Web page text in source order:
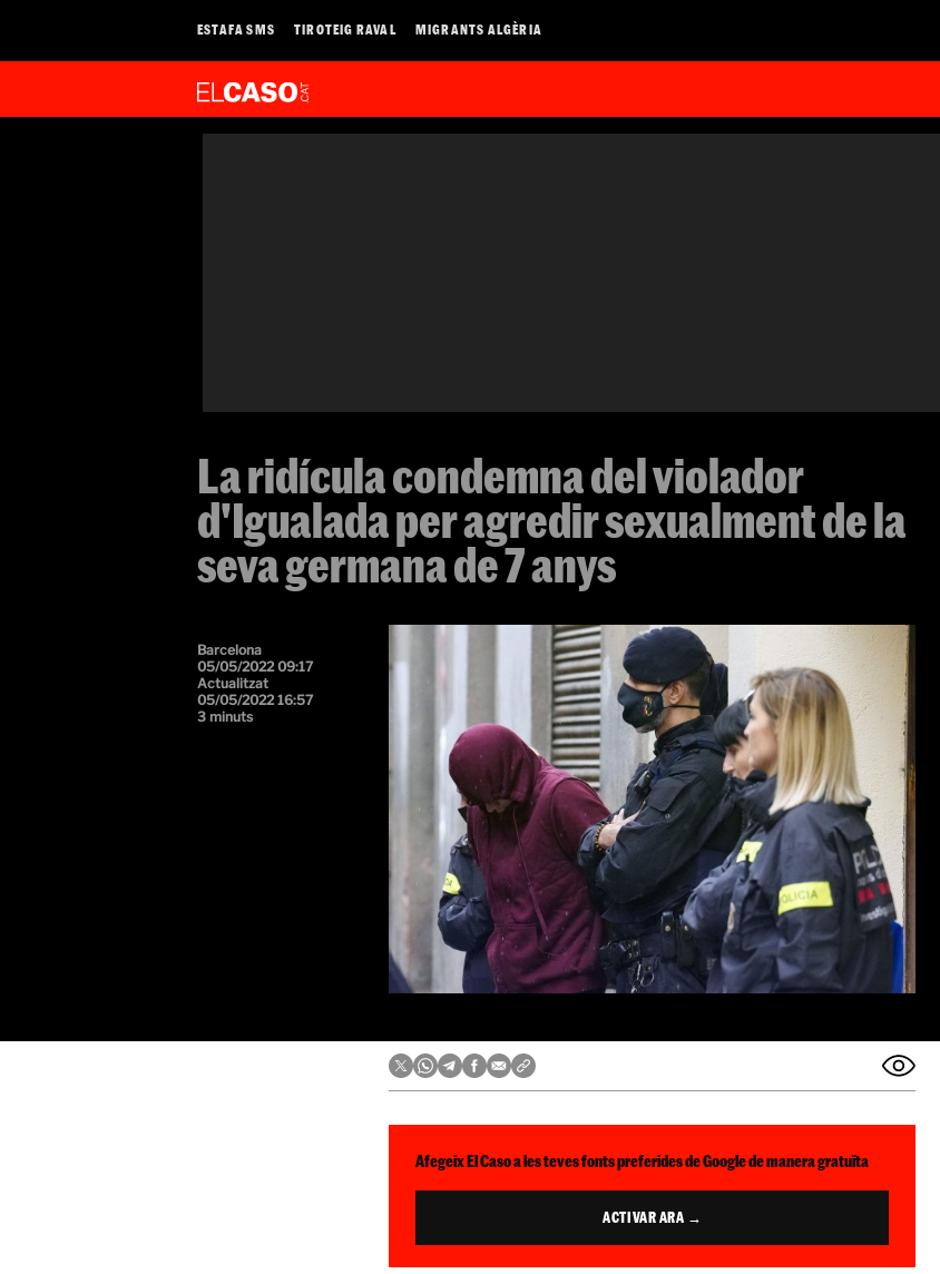
ESTAFA SMS TIROTEIG RAVAL MIGRANTS ALGÈRIA
La ridícula condemna del violador
d'Igualada per agredir sexualment de la
seva germana de 7 anys
Barcelona
05/05/2022 09:17
Actualitzat
05/05/2022 16:57
3 minuts
Afegeix El Caso a les teves fonts preferides de Google de manera gratuïta
ACTIVAR ARA →